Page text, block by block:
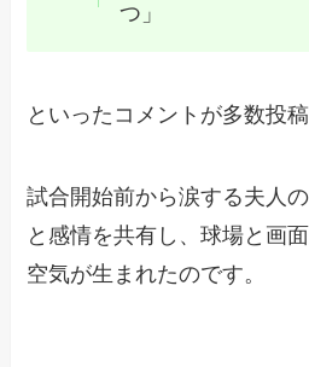
つ」
といったコメントが多数投稿
試合開始前から涙する夫人
と感情を共有し、球場と画
空気が生まれたのです。